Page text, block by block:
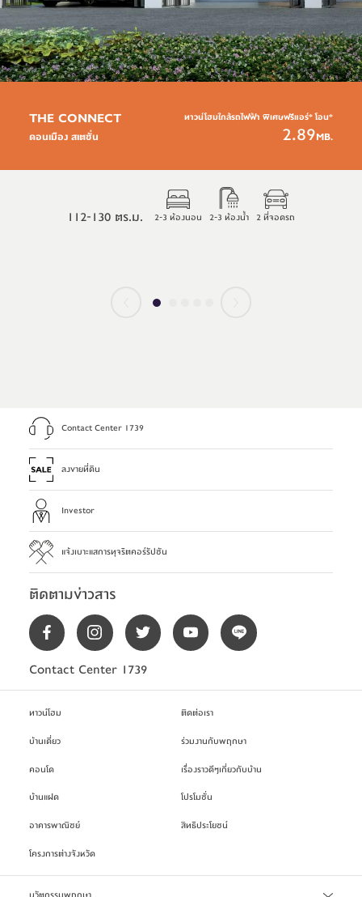
THE CONNECT
ดอนเมือง สเตชั่น
ทาวน์โฮมใกล้รถไฟฟ้า พิเศษฟรีแอร์* โอน*
2.89MB.
112-130 ตร.ม. 2-3 ห้องนอน 2-3 ห้องน้ำ 2 ที่จอดรถ
Contact Center 1739
ลงขายที่ดิน
Investor
แจ้งเบาะแสการทุจริตคอร์รัปชัน
ติดตามข่าวสาร
Contact Center 1739
ทาวน์โฮม
บ้านเดี่ยว
คอนโด
บ้านแฝด
อาคารพาณิชย์
โครงการต่างจังหวัด
ติดต่อเรา
ร่วมงานกับพฤกษา
เรื่องราวดีๆเกี่ยวกับบ้าน
โปรโมชั่น
สิทธิประโยชน์